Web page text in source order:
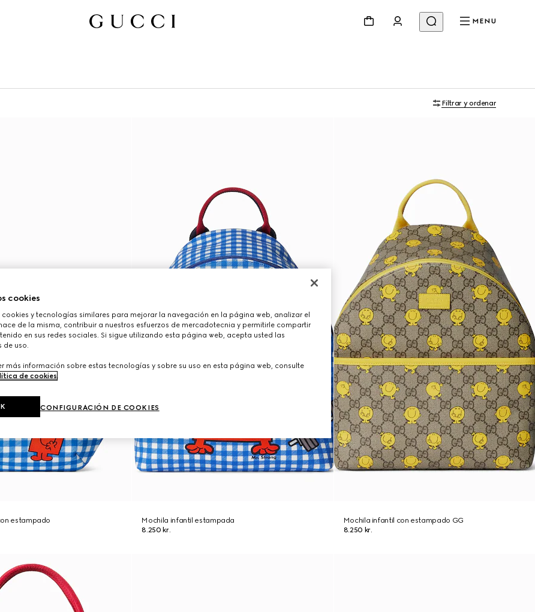
MENU
Filtrar y ordenar
estampado
Mochila infantil estampada
8.250 kr.
Mochila infantil con estampado GG
8.250 kr.
cookies
cookies y tecnologías similares para mejorar la navegación en la página web, analizar el
de la misma, contribuir a nuestros esfuerzos de mercadotecnia y permitirle compartir
en sus redes sociales. Si sigue utilizando esta página web, acepta usted las
de uso.
más información sobre estas tecnologías y sobre su uso en esta página web, consulte
de cookies.
CONFIGURACIÓN DE COOKIES